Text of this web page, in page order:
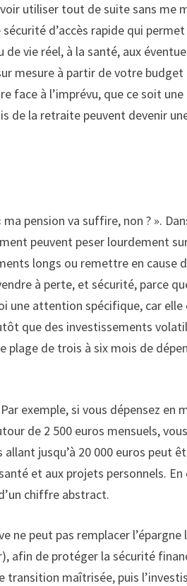
utiliser tout de suite sans me
d’accès rapide qui
vie réel, à la santé, aux
mesure à partir de votre
à l’imprévu, que ce soit
de la retraite peuvent devenir
pension va suffire, non ? ».
peuvent peser
longs ou remettre en
à perte, et sécurité, parce
une attention spécifique, car
que des investissements
de trois à six mois de
exemple, si vous dépensez
de 2 500 euros mensuels,
jusqu’à 20 000 euros
et aux projets personnels.
chiffre abstract.
ne peut pas remplacer
de protéger la sécurité
transition maîtrisée, puis